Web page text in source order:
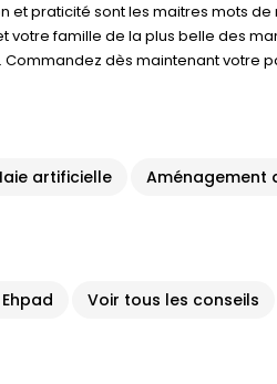
praticité sont les maitres mots
votre famille de la plus belle des
dès maintenant votre
artificielle Aménagement
Voir tous les conseils